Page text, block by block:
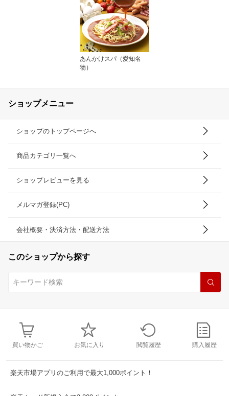
あんかけスパ（愛知名
物）
ショップメニュー
ショップのトップページへ
商品カテゴリ一覧へ
ショップレビューを見る
メルマガ登録(PC)
会社概要・決済方法・配送方法
このショップから探す
買い物かご お気に入り 閲覧履歴 購入履歴
楽天市場アプリのご利用で最大1,000ポイント！